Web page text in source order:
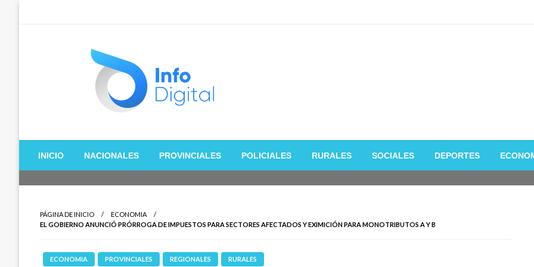
InfoDigital
Toda la información de Entre Rios, Paraná Campaña y Zona de la manera mas fácil y rápida
INICIO NACIONALES PROVINCIALES POLICIALES RURALES SOCIALES DEPORTES
PÁGINA DE INICIO
ECONOMIA
EL GOBIERNO ANUNCIÓ PRÓRROGA DE IMPUESTOS PARA SECTORES AFECTADOS Y EXIMICIÓN PARA MONOTRIBUTOS A Y B
ECONOMIA PROVINCIALES REGIONALES RURALES